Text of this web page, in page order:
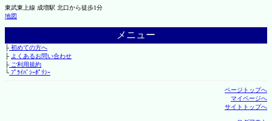
東武東上線 成増駅 北口から徒歩1分
地図
メニュー
├初めての方へ
├ よくあるお問い合わせ
├ご利用規約
└ﾌﾟﾗｲﾊﾞｼｰﾎﾟﾘｼｰ
ページトップへ
マイページへ
サイトトップへ